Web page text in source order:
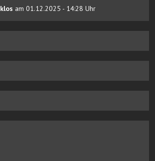
am 01.12.2025 - 14:28 Uhr